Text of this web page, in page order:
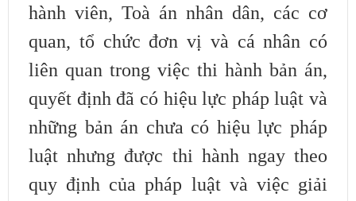
hành viên, Toà án nhân dân, các cơ
quan, tổ chức đơn vị và cá nhân có
liên quan trong việc thi hành bản án,
quyết định đã có hiệulực pháp luật và
những bản án chưa có hiệu lực pháp
luậtnhưng được thi hành ngay theo
quy định của pháp luật và việc giải